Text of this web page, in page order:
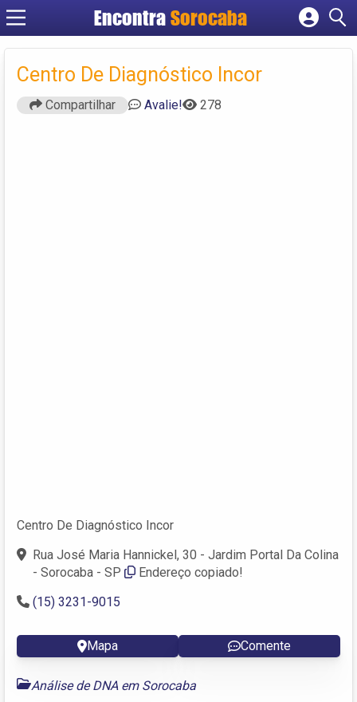
EncontraSorocaba
Cadastrar empresa
Criar conta
Centro De Diagnóstico Incor
Compartilhar Avalie! 278
Centro De Diagnóstico Incor
Rua José Maria Hannickel, 30 - Jardim Portal Da Colina
- Sorocaba - SP
Endereço copiado!
(15) 3231-9015
Mapa Comente
Análise de DNA em Sorocaba